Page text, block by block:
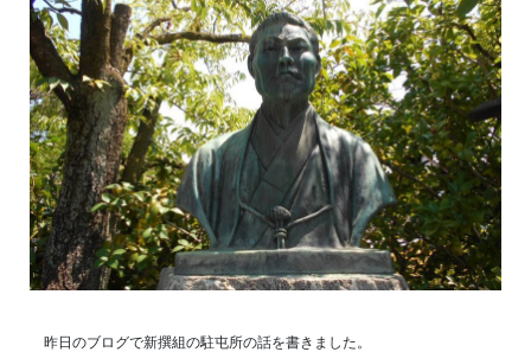
昨日のブログで新撰組の駐屯所の話を書きました。